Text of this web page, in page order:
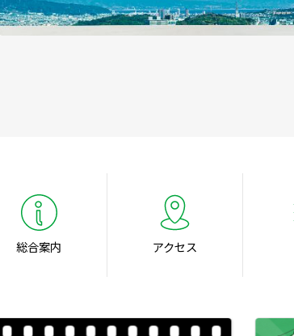
総合案内 アクセス